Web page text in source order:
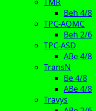
Beh 4/8
TPC-AOMC
Beh 2/6
TPC-ASD
ABe 4/8
TransN
Be 4/8
ABe 4/8
Travys